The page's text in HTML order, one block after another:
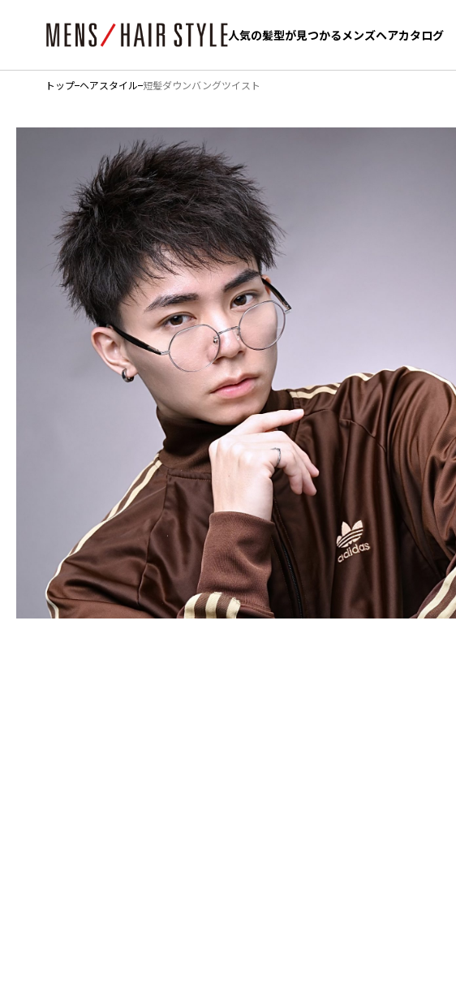
人気の髪型が見つかるメンズヘアカタログ
人気の髪型が見つかるメンズヘアカタログ
トップ ヘアスタイル 短髪ダウンバングツイスト